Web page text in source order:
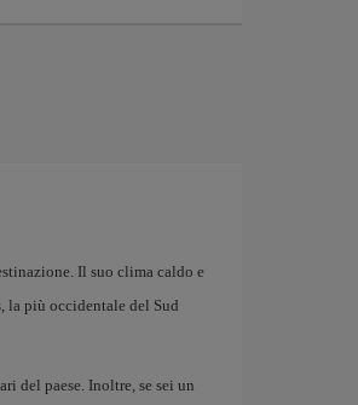
Il suo clima caldo e
la più occidentale del Sud
del paese. Inoltre, se sei un